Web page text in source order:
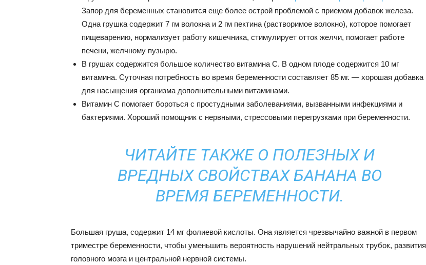
Запор для беременных становится еще более острой проблемой с приемом добавок железа.
Одна грушка содержит 7 гм волокна и 2 гм пектина (растворимое волокно), которое помогает
пищеварению, нормализует работу кишечника, стимулирует отток желчи, помогает работе
печени, желчному пузырю.
В грушах содержится большое количество витамина С. В одном плоде содержится 10 мг
витамина. Суточная потребность во время беременности составляет 85 мг. — хорошая добавка
для насыщения организма дополнительными витаминами.
Витамин С помогает бороться с простудными заболеваниями, вызванными инфекциями и
бактериями. Хороший помощник с нервными, стрессовыми перегрузками при беременности.
ЧИТАЙТЕ ТАКЖЕ О ПОЛЕЗНЫХ И
ВРЕДНЫХ СВОЙСТВАХ БАНАНА ВО
ВРЕМЯ БЕРЕМЕННОСТИ.
Большая груша, содержит 14 мг фолиевой кислоты. Она является чрезвычайно важной в первом
триместре беременности, чтобы уменьшить вероятность нарушений нейтральных трубок, развития
головного мозга и центральной нервной системы.